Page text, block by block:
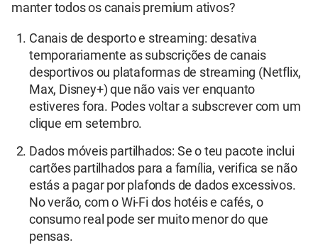
manter todos os canais premium ativos?
Canais de desporto e streaming: desativa
temporariamente as subscrições de canais
desportivos ou plataformas de streaming (Netflix,
Max, Disney+) que não vais ver enquanto
estiveres fora. Podes voltar a subscrever com um
clique em setembro.
Dados móveis partilhados: Se o teu pacote inclui
cartões partilhados para a família, verifica se não
estás a pagar por plafonds de dados excessivos.
No verão, com o Wi-Fi dos hotéis e cafés, o
consumo real pode ser muito menor do que
pensas.